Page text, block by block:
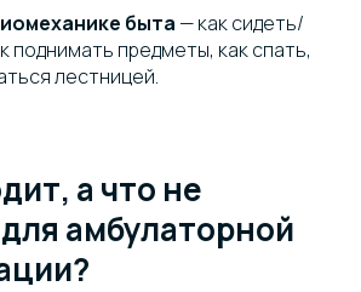
быта — как сидеть/
поднимать предметы, как спать,
лестницей.
а что не
амбулаторной